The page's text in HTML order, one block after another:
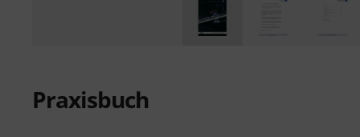
Praxisbuch